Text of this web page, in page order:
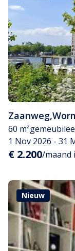
Zaanweg,
60 m²
1 Nov 2026 - 31
€ 2.200/maand
Nieuw